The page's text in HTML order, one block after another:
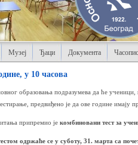
Музеј Ђаци Документа Часопис
у 10 часова
образовања подразумева да ће
предвиђено је да ове године имају
припремио је комбиновани тест за
одржаће се у суботу, 31. марта са